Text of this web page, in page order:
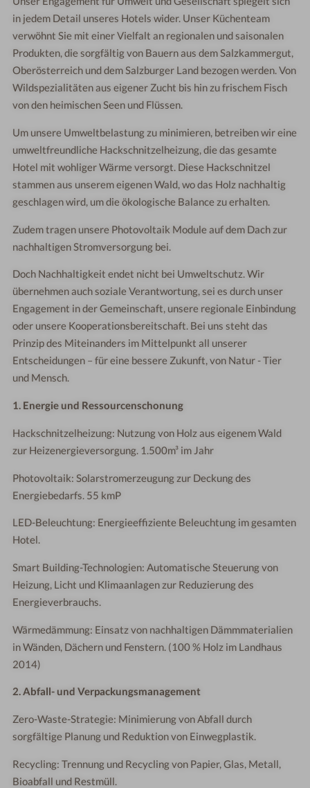
in jedem Detail unseres Hotels wider. Unser Küchenteam
verwöhnt Sie mit einer Vielfalt an regionalen und saisonalen
Produkten, die sorgfältig von Bauern aus dem Salzkammergut,
Oberösterreich und dem Salzburger Land bezogen werden. Von
Wildspezialitäten aus eigener Zucht bis hin zu frischem Fisch
von den heimischen Seen und Flüssen.
Um unsere Umweltbelastung zu minimieren, betreiben wir eine
umweltfreundliche Hackschnitzelheizung, die das gesamte
Hotel mit wohliger Wärme versorgt. Diese Hackschnitzel
stammen aus unserem eigenen Wald, wo das Holz nachhaltig
geschlagen wird, um die ökologische Balance zu erhalten.
Zudem tragen unsere Photovoltaik Module auf dem Dach zur
nachhaltigen Stromversorgung bei.
Doch Nachhaltigkeit endet nicht bei Umweltschutz. Wir
übernehmen auch soziale Verantwortung, sei es durch unser
Engagement in der Gemeinschaft, unsere regionale Einbindung
oder unsere Kooperationsbereitschaft. Bei uns steht das
Prinzip des Miteinanders im Mittelpunkt all unserer
Entscheidungen – für eine bessere Zukunft, von Natur - Tier
und Mensch.
1. Energie und Ressourcenschonung
Hackschnitzelheizung: Nutzung von Holz aus eigenem Wald
zur Heizenergieversorgung. 1.500m³ im Jahr
Photovoltaik: Solarstromerzeugung zur Deckung des
Energiebedarfs. 55 kmP
LED-Beleuchtung: Energieeffiziente Beleuchtung im gesamten
Hotel.
Smart Building-Technologien: Automatische Steuerung von
Heizung, Licht und Klimaanlagen zur Reduzierung des
Energieverbrauchs.
Wärmedämmung: Einsatz von nachhaltigen Dämmmaterialien
in Wänden, Dächern und Fenstern. (100 % Holz im Landhaus
2014)
2. Abfall- und Verpackungsmanagement
Zero-Waste-Strategie: Minimierung von Abfall durch
sorgfältige Planung und Reduktion von Einwegplastik.
Recycling: Trennung und Recycling von Papier, Glas, Metall,
Bioabfall und Restmüll.